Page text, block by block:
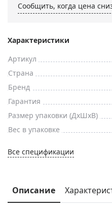
Сообщить, когда цена
Характеристики
Артикул
Страна
Бренд
Гарантия
Размер упаковки (ДxШxВ)
Вес в упаковке
Все спецификации
Описание